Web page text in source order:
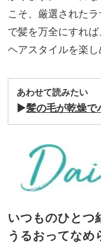
こそ、厳選された
で髪を万全にすれ
ヘアスタイルを楽
あわせて読みたい
▶︎髪の毛が乾燥で
いつものひとつ
うるおってなめ